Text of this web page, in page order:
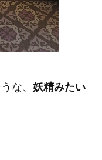
な、 妖精みたい